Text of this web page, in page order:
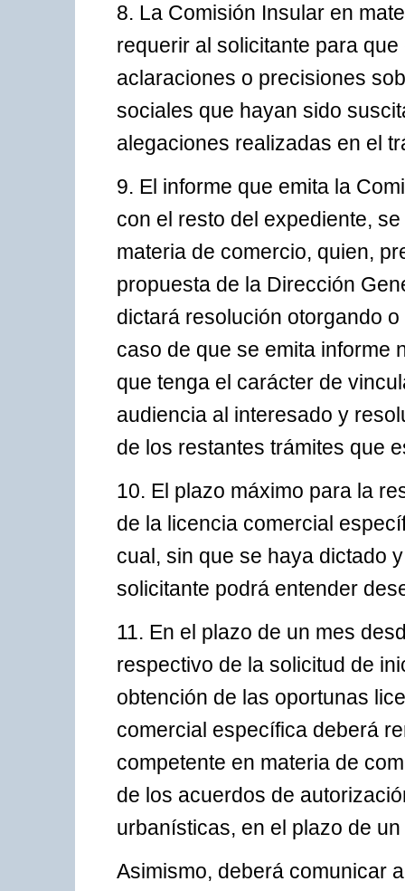
8. La Comisión Insular en
requerir al solicitante para
aclaraciones o precisiones
sociales que hayan sido
alegaciones realizadas en el
9. El informe que emita la
con el resto del expediente,
materia de comercio, quien,
propuesta de la Dirección
dictará resolución otorgando
caso de que se emita informe
que tenga el carácter de
audiencia al interesado y
de los restantes trámites que
10. El plazo máximo para la
de la licencia comercial
cual, sin que se haya dictado
solicitante podrá entender
11. En el plazo de un mes
respectivo de la solicitud de
obtención de las oportunas
comercial específica deberá
competente en materia de
de los acuerdos de
urbanísticas, en el plazo de
Asimismo, deberá comunicar